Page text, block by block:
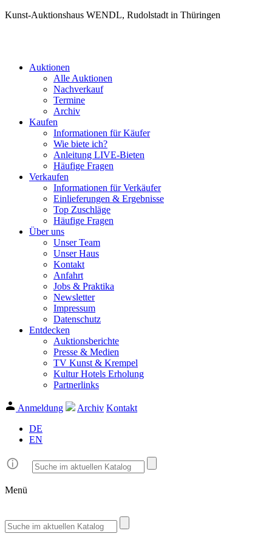
Kunst-Auktionshaus WENDL, Rudolstadt in Thüringen
Auktionen
Alle Auktionen
Nachverkauf
Termine
Archiv
Kaufen
Informationen für Käufer
Wie biete ich?
Anleitung LIVE-Bieten
Häufige Fragen
Verkaufen
Informationen für Verkäufer
Einlieferungen & Ergebnisse
Top Zuschläge
Häufige Fragen
Über uns
Unser Team
Unser Haus
Kontakt
Anfahrt
Jobs & Praktika
Newsletter
Impressum
Datenschutz
Entdecken
Auktionsberichte
Presse & Medien
TV Kunst & Krempel
Kultur Hotels Erholung
Partnerlinks
Anmeldung Archiv Kontakt
DE
EN
Menü